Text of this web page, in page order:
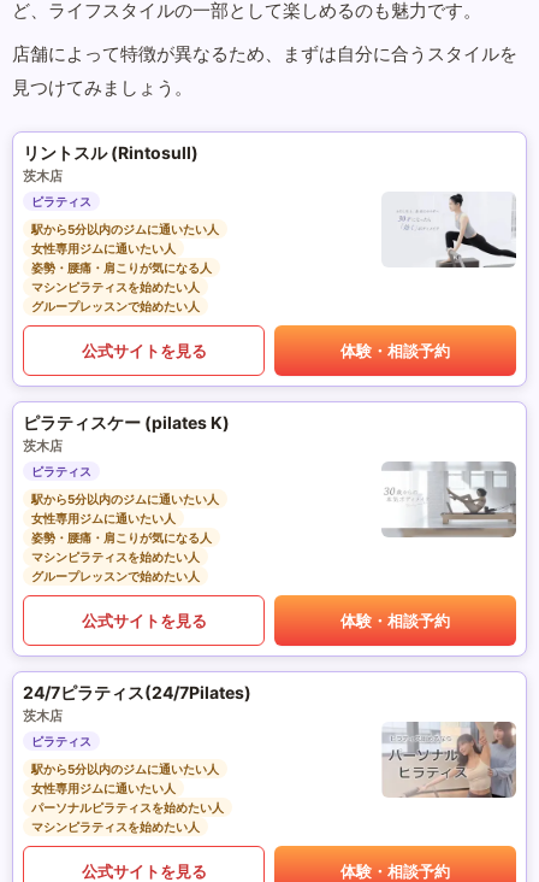
ど、ライフスタイルの一部として楽しめるのも魅力です。
店舗によって特徴が異なるため、まずは自分に合うスタイルを
見つけてみましょう。
リントスル (Rintosull)
茨木店
ピラティス
駅から5分以内のジムに通いたい人
女性専用ジムに通いたい人
姿勢・腰痛・肩こりが気になる人
マシンピラティスを始めたい人
グループレッスンで始めたい人
公式サイトを見る 体験・相談予約
ピラティスケー (pilates K)
茨木店
ピラティス
駅から5分以内のジムに通いたい人
女性専用ジムに通いたい人
姿勢・腰痛・肩こりが気になる人
マシンピラティスを始めたい人
グループレッスンで始めたい人
公式サイトを見る 体験・相談予約
24/7ピラティス(24/7Pilates)
茨木店
ピラティス
駅から5分以内のジムに通いたい人
女性専用ジムに通いたい人
パーソナルピラティスを始めたい人
マシンピラティスを始めたい人
公式サイトを見る 体験・相談予約